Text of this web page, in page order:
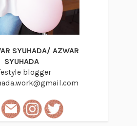
SYUHADA/ AZWAR
SYUHADA
blogger